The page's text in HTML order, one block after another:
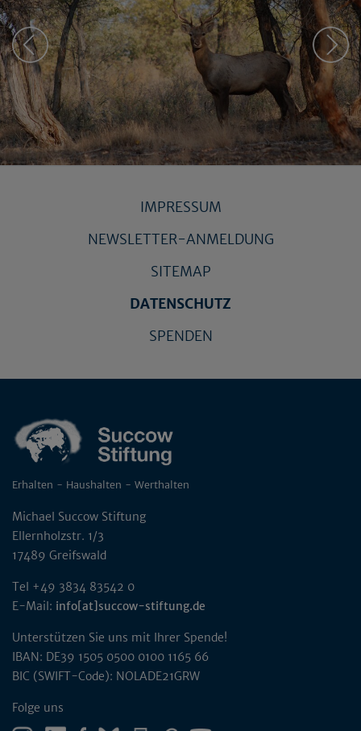
IMPRESSUM
NEWSLETTER-ANMELDUNG
SITEMAP
DATENSCHUTZ
SPENDEN
Erhalten - Haushalten - Werthalten
Michael Succow Stiftung
Ellernholzstr. 1/3
17489 Greifswald
Tel +49 3834 83542 0
E-Mail: info[at]succow-stiftung.de
Unterstützen Sie uns mit Ihrer Spende!
IBAN: DE39 1505 0500 0100 1165 66
BIC (SWIFT-Code): NOLADE21GRW
Folge uns